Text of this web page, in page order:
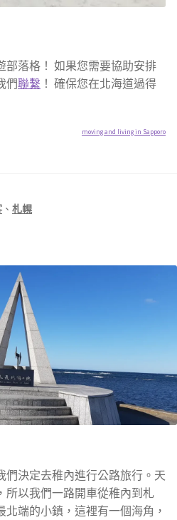
部落格！ 如果您需要協助安排
們聯繫 ！ 確保您在北海道過得
moving and living in Sapporo
、 札幌
們決定去稚內進行公路旅行。天
所以我們一路開車從稚內到札
端的小鎮，這裡有一個海角，